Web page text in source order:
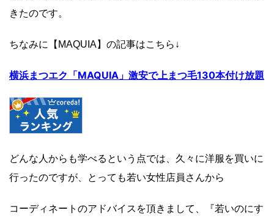
きたのです。
ちなみに【MAQUIA】の記事はこちら↓
横浜まつエク「MAQUIA」激安で上まつ毛130本付け放題
どんな人からも学べるという点では、久々に洋服を買いに
行ったのですが、とっても若い女性店員さんから
コーディネートのアドバイスを頂きまして、『若いのにす